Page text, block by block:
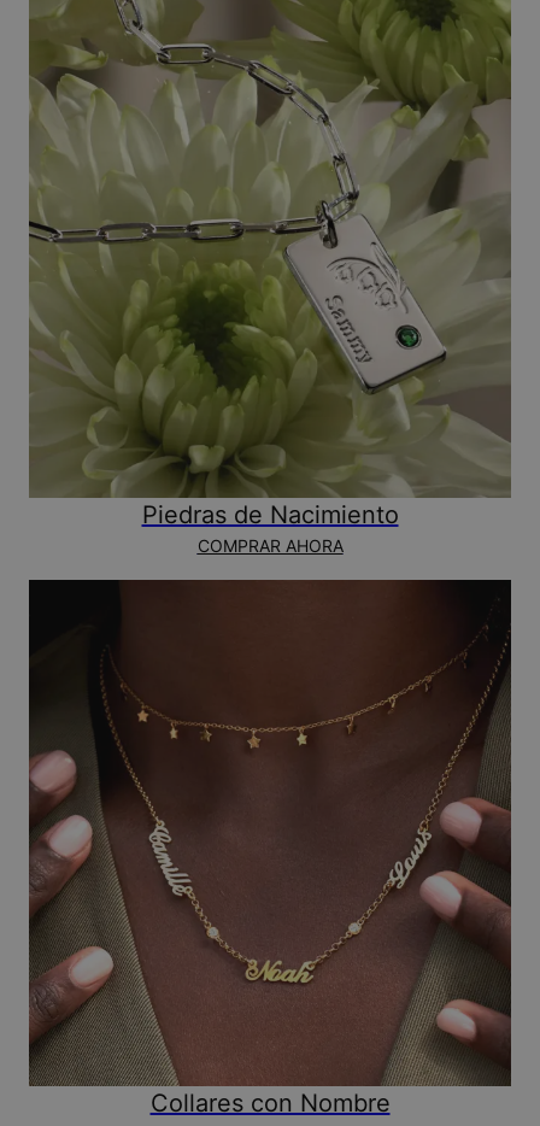
Piedras de Nacimiento
COMPRAR AHORA
Collares con Nombre